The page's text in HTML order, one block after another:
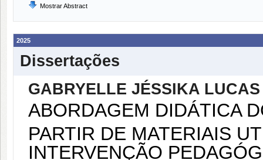
Mostrar Abstract
2025
Dissertações
GABRYELLE JÉSSIKA LUCAS
ABORDAGEM DIDÁTICA
PARTIR DE MATERIAIS
INTERVENÇÃO